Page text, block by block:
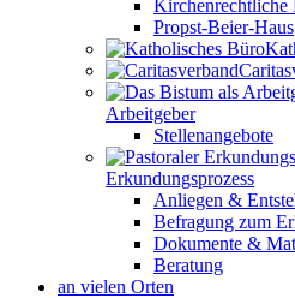
Kirchenrechtliche
Propst-Beier-Haus
Arbeitgeber
Stellenangebote
Erkundungsprozess
Anliegen &
Befragung zum
Dokumente &
Beratung
an vielen Orten